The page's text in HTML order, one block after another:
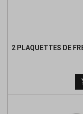
2 PLAQUETTES DE